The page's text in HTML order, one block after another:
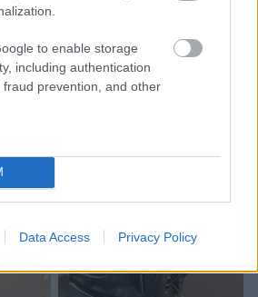
to enable storage
including authentication
prevention, and other
Data Access Privacy Policy
#KISVÁRDA